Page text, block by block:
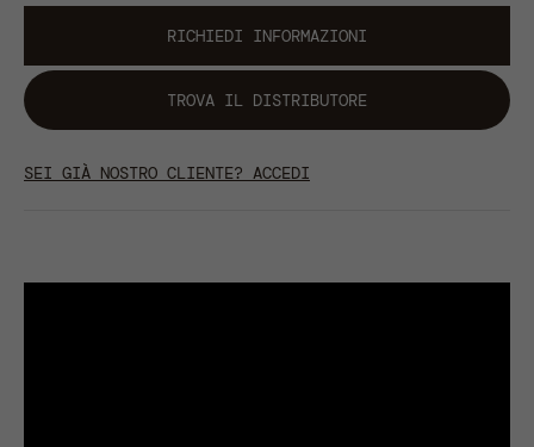
RICHIEDI INFORMAZIONI
TROVA IL DISTRIBUTORE
SEI GIÀ NOSTRO CLIENTE? ACCEDI